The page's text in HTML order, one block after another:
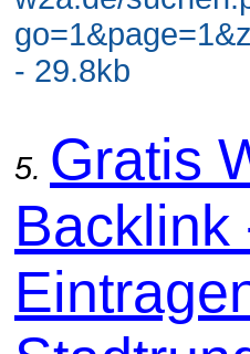
- 29.8kb
5. Gratis
Backlink